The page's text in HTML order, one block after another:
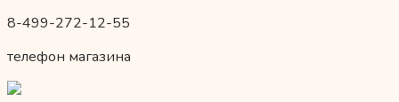
8-499-272-12-55
телефон магазина